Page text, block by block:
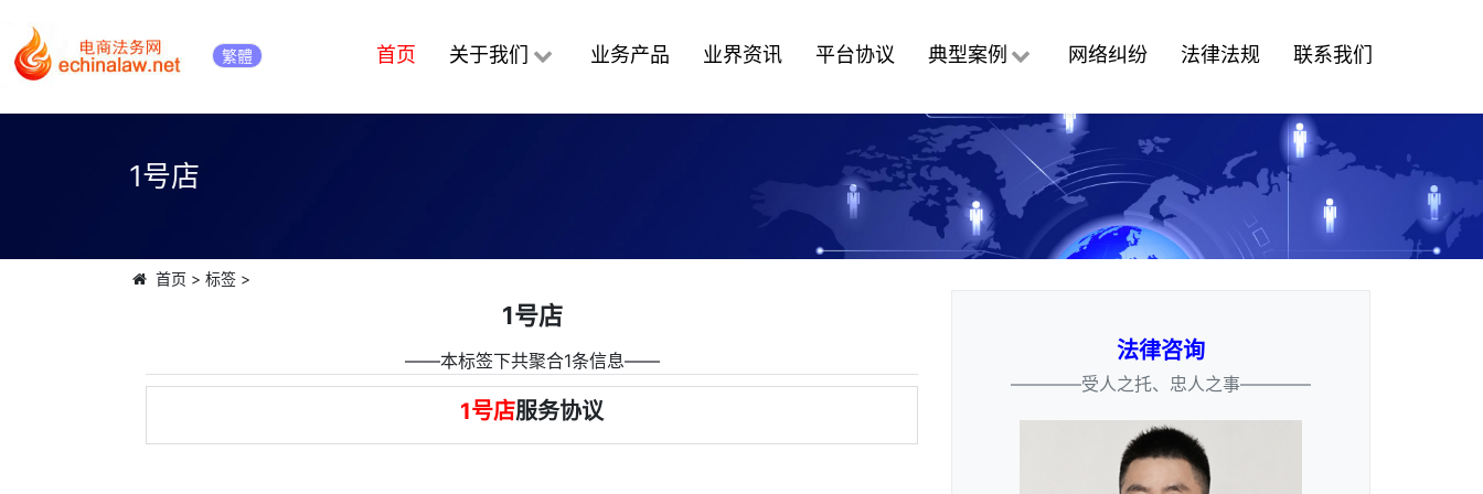
繁體 首页 关于我们 业务产品 业界资讯 平台协议 典型案例 网络纠纷 法律法规 联系我们
1号店
首页 > 标签>
1号店
――本标签下共聚合1条信息――
1号店服务协议
法律咨询
————受人之托、忠人之事————